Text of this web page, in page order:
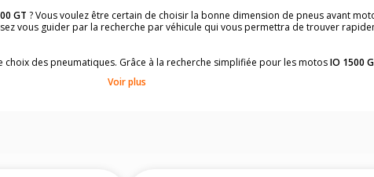
GT ? Vous voulez être certain de choisir la bonne dimension de pneus avant
vous guider par la recherche par véhicule qui vous permettra de trouver
des pneumatiques. Grâce à la recherche simplifiée pour les motosIO 1500
de vos pneus ? Ces informations sont indiquées sur le flanc des pneumatiques,
Voir plus